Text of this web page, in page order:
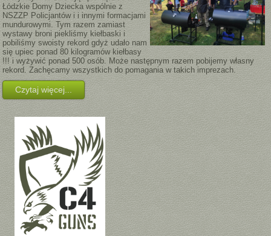
Łódzkie Domy Dziecka wspólnie z
NSZZP Policjantów i i innymi formacjami
mundurowymi. Tym razem zamiast
wystawy broni piekliśmy kiełbaski i
pobiliśmy swoisty rekord gdyż udało nam
się upiec ponad 80 kilogramów kiełbasy
!!! i wyżywić ponad 500 osób. Może następnym razem pobijemy własny
rekord. Zachęcamy wszystkich do pomagania w takich imprezach.
Czytaj więcej...